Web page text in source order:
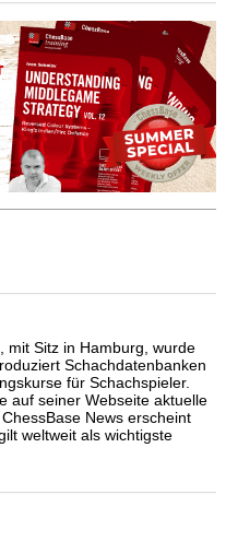
mit Sitz in Hamburg, wurde
Schachdatenbanken
für Schachspieler.
auf seiner Webseite aktuelle
News erscheint
weltweit als wichtigste